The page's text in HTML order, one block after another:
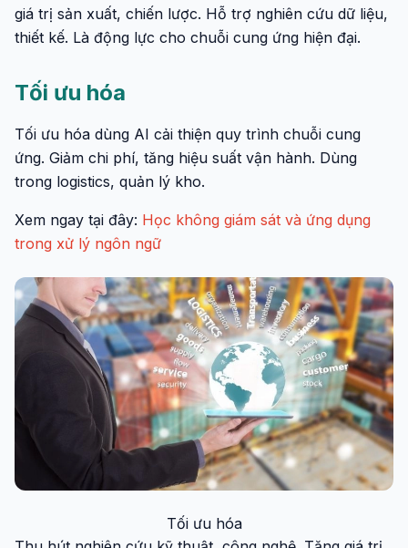
giá trị sản xuất, chiến lược. Hỗ trợ nghiên cứu dữ liệu,
thiết kế. Là động lực cho chuỗi cung ứng hiện đại.
Tối ưu hóa
Tối ưu hóa dùng AI cải thiện quy trình chuỗi cung
ứng. Giảm chi phí, tăng hiệu suất vận hành. Dùng
trong logistics, quản lý kho.
Xem ngay tại đây: Học không giám sát và ứng dụng
trong xử lý ngôn ngữ
Tối ưu hóa